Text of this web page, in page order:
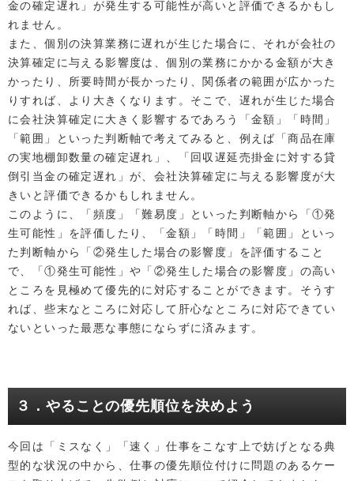
金の確定遅れ」が発生する可能性が高いと評価できるかもし
れません。
また、個別の決算業務に遅れが生じた場合に、それが会社の
決算確定に与える影響度は、個別の業務にかかる金額が大き
かったり、所要時間が長かったり、関係者の範囲が広かった
りすれば、より大きくなります。そこで、遅れが生じた場合
に会社決算確定に大きく影響するであろう「金額」「時間」
「範囲」といった判断軸で考えてみると、例えば「商品在庫
の実地棚卸数量の確定遅れ」、「回収遅延売掛金に対する貸
倒引当金の確定遅れ」が、会社決算確定に与える影響度が大
きいと評価できるかもしれません。
このように、「頻度」「難易度」といった判断軸から「①発
生可能性」を評価したり、「金額」「時間」「範囲」といっ
た判断軸から「②発生した場合の影響度」を評価すること
で、「①発生可能性」や「②発生した場合の影響度」の高い
ところを見極めて優先的に対応することができます。そうす
れば、些末なところに対応して肝心なところに対応できてい
ないといった最悪な事態にならずに済みます。
３．やることの優先順位を決めよう
今回は「ミスなく」「速く」仕事をこなす上で妨げとなる典
型的な状況の中から、仕事の優先順位付けに問題のあるケー